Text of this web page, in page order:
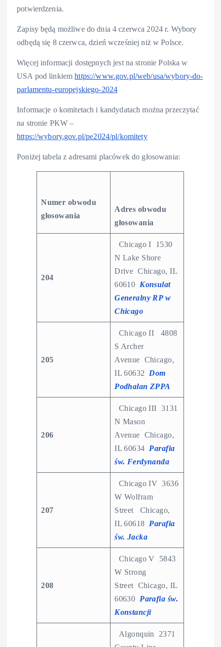
potwierdzenia.
Zapisy będą możliwe do dnia 4 czerwca 2024 r. Wybory
odbędą się 8 czerwca, dzień wcześniej niż w Polsce.
Więcej informacji dostępnych jest na stronie Polska w
USA pod linkiemhttps://www.gov.pl/web/usa/wybory-do-
parlamentu-europejskiego-2024
Informacje o komitetach i kandydatach można przeczytać
na stronie PKW –
https://wybory.gov.pl/pe2024/pl/komitety
Poniżej tabela z adresami placówek do głosowania:
Numer obwodu
głosowania
Adres obwodu
głosowania
204
Chicago I 1530
N Lake Shore
Drive Chicago, IL
60610 Konsulat
Generalny RP w
Chicago
205
Chicago II 4808
S Archer
Avenue Chicago,
IL 60632 Dom
Podhalan ZPPA
206
Chicago III 3131
N Mason
Avenue Chicago,
IL 60634 Parafia
św. Ferdynanda
207
Chicago IV 3636
W Wolfram
Street Chicago,
IL 60618 Parafia
św. Jacka
208
Chicago V 5843
W Strong
Street Chicago, IL
60630 Parafia św.
Konstancji
Algonquin 2371